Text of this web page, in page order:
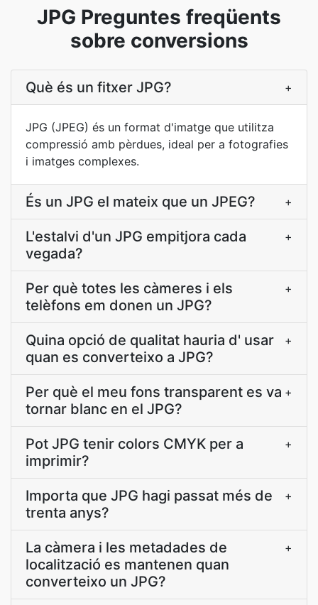
JPG Preguntes freqüents
sobre conversions
Què és un fitxer JPG? +
JPG (JPEG) és un format d'imatge que utilitza
compressió amb pèrdues, ideal per a fotografies
i imatges complexes.
És un JPG el mateix que un JPEG? +
L'estalvi d'un JPG empitjora cada
vegada?
+
Per què totes les càmeres i els
telèfons em donen un JPG?
+
Quina opció de qualitat hauria d' usar
quan es converteixo a JPG?
+
Per què el meu fons transparent es va
tornar blanc en el JPG?
+
Pot JPG tenir colors CMYK per a
imprimir?
+
Importa que JPG hagi passat més de
trenta anys?
+
La càmera i les metadades de
localització es mantenen quan
converteixo un JPG?
+